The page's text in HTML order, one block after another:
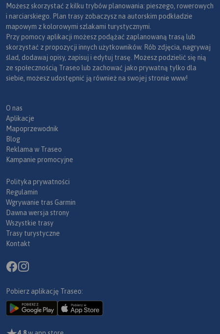
Możesz skorzystać z kilku trybów planowania: pieszego, rowerowych
i narciarskiego. Plan trasy zobaczysz na autorskim podkładzie
mapowym z kolorowymi szlakami turystycznymi.
Przy pomocy aplikacji możesz podążać zaplanowaną trasą lub
skorzystać z propozycji innych użytkowników. Rób zdjęcia, nagrywaj
ślad, dodawaj opisy, zapisuj i edytuj trasę. Możesz podzielić się nią
ze społecznością Traseo lub zachować jako prywatną tylko dla
siebie, możesz udostępnić ją również na swojej stronie www!
O nas
Aplikacje
Mapoprzewodnik
Blog
Reklama w Traseo
Kampanie promocyjne
Polityka prywatności
Regulamin
Wgrywanie tras Garmin
Dawna wersja strony
Wszystkie trasy
Trasy turystyczne
Kontakt
Pobierz aplikację Traseo: